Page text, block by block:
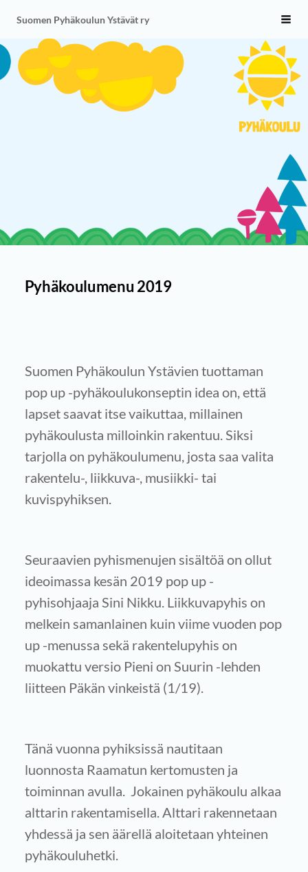
Siirry
sisältöön
Suomen Pyhäkoulun Ystävät ry
Pyhäkoulumenu 2019
Suomen Pyhäkoulun Ystävien tuottaman
pop up -pyhäkoulukonseptin idea on, että
lapset saavat itse vaikuttaa, millainen
pyhäkoulusta milloinkin rakentuu. Siksi
tarjolla on pyhäkoulumenu, josta saa valita
rakentelu-, liikkuva-, musiikki- tai
kuvispyhiksen.
Seuraavien pyhismenujen sisältöä on ollut
ideoimassa kesän 2019 pop up -
pyhisohjaaja Sini Nikku. Liikkuvapyhis on
melkein samanlainen kuin viime vuoden pop
up -menussa sekä rakentelupyhis on
muokattu versio Pieni on Suurin -lehden
liitteen Päkän vinkeistä (1/19).
Tänä vuonna pyhiksissä nautitaan
luonnosta Raamatun kertomusten ja
toiminnan avulla. Jokainen pyhäkoulu alkaa
alttarin rakentamisella. Alttari rakennetaan
yhdessä ja sen äärellä aloitetaan yhteinen
pyhäkouluhetki.